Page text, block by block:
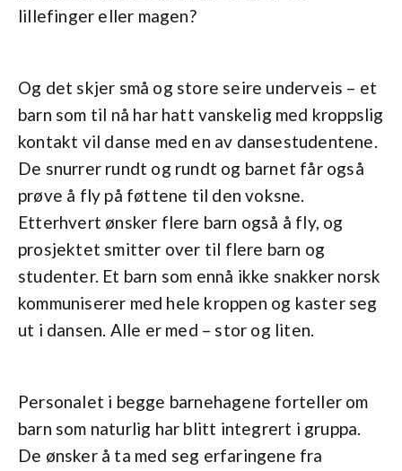
lillefinger eller magen?
Og det skjer små og store seire underveis – et
barn som til nå har hatt vanskelig med kroppslig
kontakt vil danse med en av dansestudentene.
De snurrer rundt og rundt og barnet får også
prøve å fly på føttene til den voksne.
Etterhvert ønsker flere barn også å fly, og
prosjektet smitter over til flere barn og
studenter. Et barn som ennå ikke snakker norsk
kommuniserer med hele kroppen og kaster seg
ut i dansen. Alle er med – stor og liten.
Personalet i begge barnehagene forteller om
barn som naturlig har blitt integrert i gruppa.
De ønsker å ta med seg erfaringene fra